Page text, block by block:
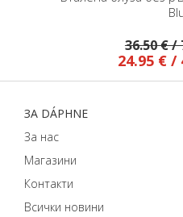
36.50 € /
24.95 € /
ЗA DÁPHNЕ
За нас
Магазини
Контакти
Всички новини